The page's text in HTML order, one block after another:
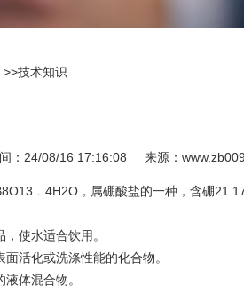
>>技术知识
：24/08/16 17:16:08 来源：
，属硼酸盐的一种，含硼
使水适合饮用。
活化或洗涤性能的化合物。
体混合物。